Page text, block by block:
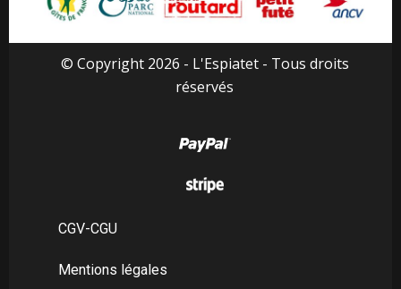
© Copyright 2026 - L'Espiatet - Tous droits
réservés
CGV-CGU
Mentions légales